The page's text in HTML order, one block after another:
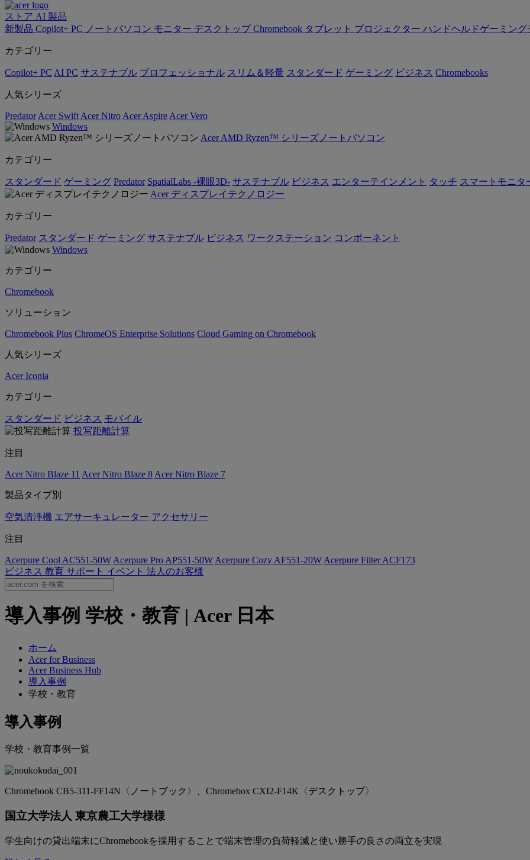
ストア AI 製品
新製品 Copilot+ PC ノートパソコン モニター デスクトップChromebook タブレット プロジェクター ハンドヘルドゲーミン
カテゴリー
Copilot+ PC AI PC サステナブル プロフェッショナル スリム＆軽量 スタンダード ゲーミング ビジネス Chromebooks
人気シリーズ
Predator Acer Swift Acer Nitro Acer Aspire Acer Vero
Windows
Acer AMD Ryzen™ シリーズノートパソコン
カテゴリー
スタンダード ゲーミング Predator SpatialLabs -裸眼3D- サステナブル ビジネス エンターテインメント タッチ スマートモニタ
Acer ディスプレイテクノロジー
カテゴリー
Predator スタンダード ゲーミング サステナブル ビジネス ワークステーション コンポーネント
Windows
カテゴリー
Chromebook
ソリューション
Chromebook Plus ChromeOS Enterprise Solutions Cloud Gaming on Chromebook
人気シリーズ
Acer Iconia
カテゴリー
スタンダード ビジネス モバイル
投写距離計算
注目
Acer Nitro Blaze 11 Acer Nitro Blaze 8 Acer Nitro Blaze 7
製品タイプ別
空気清浄機 エアサーキュレーター アクセサリー
注目
Acerpure Cool AC551-50W Acerpure Pro AP551-50W Acerpure Cozy AF551-20W Acerpure Filter ACF173
ビジネス 教育 サポート イベント 法人のお客様
導入事例 学校・教育 | Acer 日本
ホーム
Acer for Business
Acer Business Hub
導入事例
学校・教育
導入事例
学校・教育事例一覧
Chromebook CB5-311-FF14N〈ノートブック〉、Chromebox CXI2-F14K〈デスクトップ〉
国立大学法人 東京農工大学様様
学生向けの貸出端末にChromebookを採用することで端末管理の負荷軽減と使い勝手の良さの両立を実現